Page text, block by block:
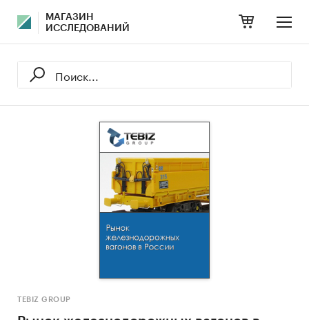
МАГАЗИН
ИССЛЕДОВАНИЙ
TEBIZ GROUP